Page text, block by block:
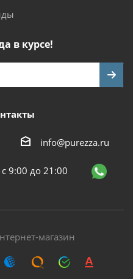
в курсе!
info@purezza.ru
с 9:00 до 21:00
магазин